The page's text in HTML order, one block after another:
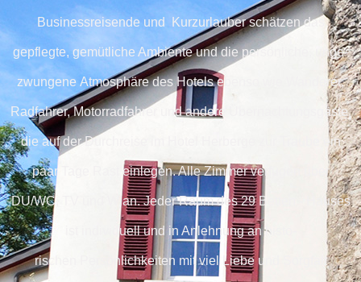
Businessreisende und Kurzurlauber schätzen das
gepflegte, gemütliche Ambiente und die persönliche, unge­
zwungene Atmosphäre des Hotels eben­so wie Wanderer,
Radfahrer, Motor­rad­fahrer und andere Über­nacht­ungs­gäste,
die auf der Durchreise im Hotel Herberge zur Traube ein
paar Tage Rast einlegen. Alle Zimmer verfügen über
DU/WC, TV und Wlan. Jeder Raum des 29 Betten - Hauses
ist individuell und in Anlehnung an his­to­
rischen Persönlichkeiten mit viel Liebe und Sorgfalt